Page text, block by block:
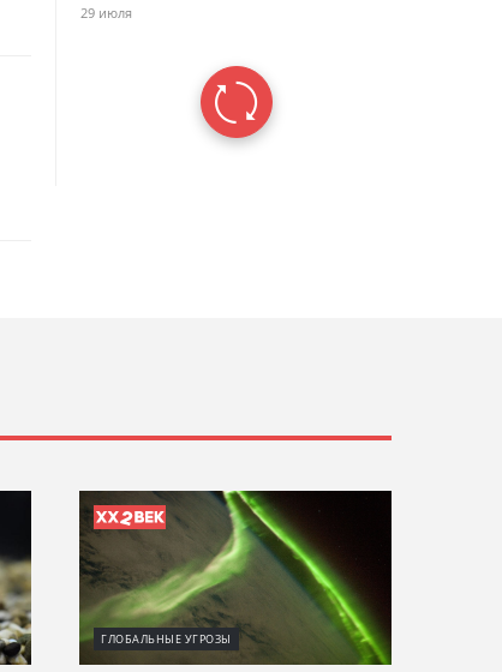
29 июля
ГЛОБАЛЬНЫЕ УГРОЗЫ